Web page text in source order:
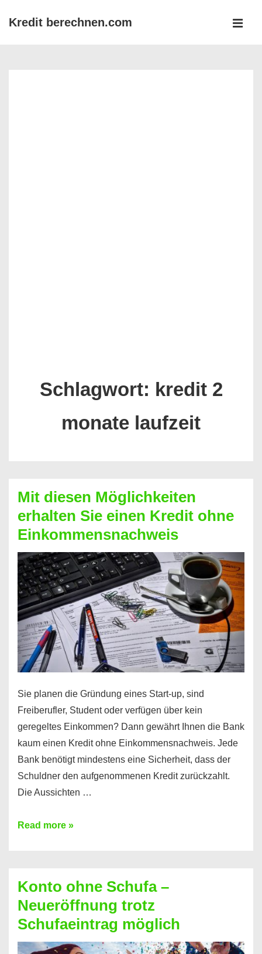
ZumKredit berechnen.com
Schlagwort: kredit 2
monate laufzeit
Mit diesen Möglichkeiten
erhalten Sie einen Kredit ohne
Einkommensnachweis
Sie planen die Gründung eines Start-up, sind
Freiberufler, Student oder verfügen über kein
geregeltes Einkommen? Dann gewährt Ihnen die Bank
kaum einen Kredit ohne Einkommensnachweis. Jede
Bank benötigt mindestens eine Sicherheit, dass der
Schuldner den aufgenommenen Kredit zurückzahlt.
Die Aussichten …
Mit
Sie
einen
Kredit
ohne
Read more »
Konto ohne Schufa –
Neueröffnung trotz
Schufaeintrag möglich